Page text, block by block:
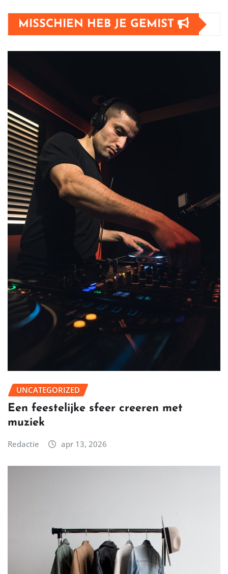
MISSCHIEN HEB JE GEMIST
UNCATEGORIZED
Een feestelijke sfeer creeren met
muziek
Redactie apr 13, 2026